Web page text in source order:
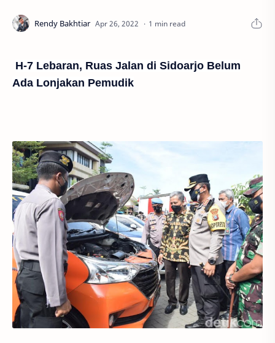
1 min read
H-7 Lebaran, Ruas Jalan di Sidoarjo Belum
Ada Lonjakan Pemudik